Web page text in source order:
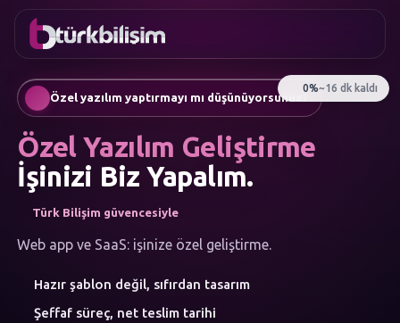
FAVORILER
Mobil Uygulama
AI Chatbot & Müşteri Asistanları
Sosyal Medya Yönetimi
Google Ads & Performans Pazarlaması
E-Ticaret
Yapay Zeka
Atölye
KATEGORILERI
İletişim
0216
755 3
555
Türkçe
Özel yazılım yaptırmayı mı düşünüyorsunuz?
Özel Yazılım Geliştirme
İşinizi Biz Yapalım.
Türk Bilişim güvencesiyle
Web app ve SaaS: işinize özel geliştirme.
Hazır şablon değil, sıfırdan tasarım
Şeffaf süreç, net teslim tarihi